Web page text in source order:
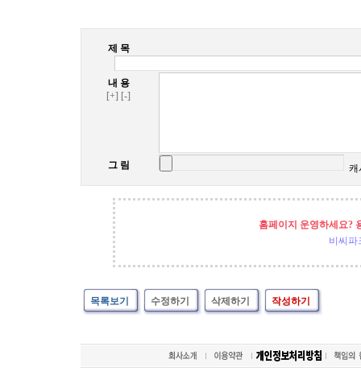
제 목
내 용
[+] [-]
그 림 캐
홈페이지 운영하세요?
비씨파
목록보기 수정하기 삭제하기 작성하기